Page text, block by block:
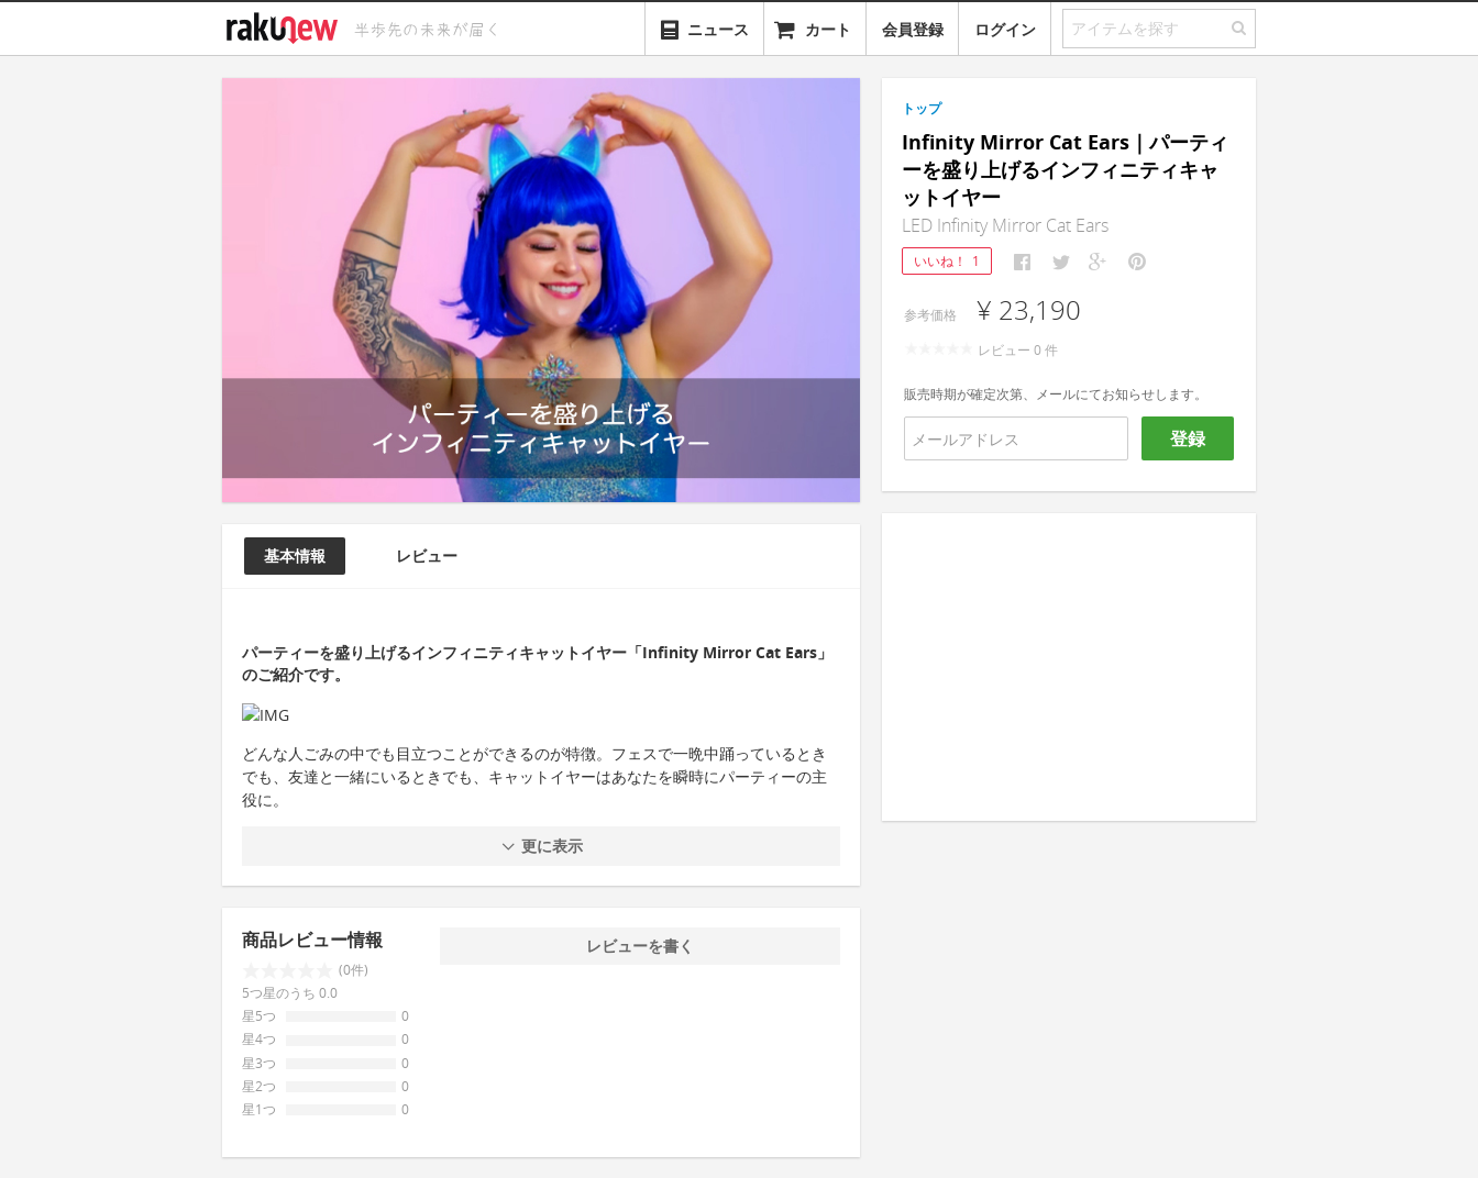
ニュース カート 会員登録 ログイン
基本情報 レビュー
パーティーを盛り上げるインフィニティキャットイヤー「Infinity Mirror Cat Ears」
のご紹介です。
どんな人ごみの中でも目立つことができるのが特徴。フェスで一晩中踊っているとき
でも、友達と一緒にいるときでも、キャットイヤーはあなたを瞬時にパーティーの主
役に。
更に表示
商品レビュー情報
(0件)
5つ星のうち 0.0
星5つ
0
星4つ
0
星3つ
0
星2つ
0
星1つ
0
レビューを書く
トップ
Infinity Mirror Cat Ears｜パーティ
ーを盛り上げるインフィニティキャ
ットイヤー
LED Infinity Mirror Cat Ears
いいね！ 1
参考価格 ¥ 23,190
レビュー 0 件
販売時期が確定次第、メールにてお知らせします。
登録